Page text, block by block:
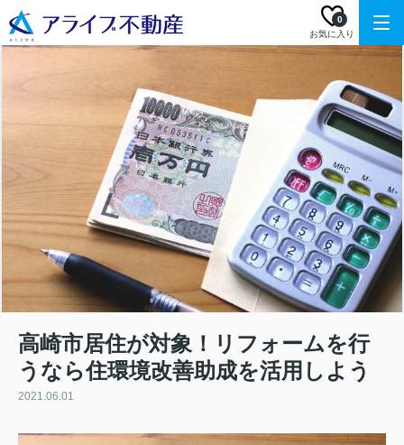
お気に入り
0
高崎市居住が対象！リフォームを行
うなら住環境改善助成を活用しよう
2021.06.01